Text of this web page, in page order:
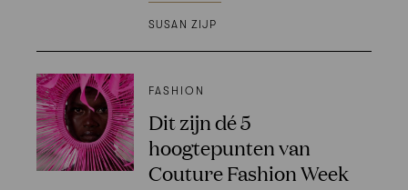
SUSAN ZIJP
FASHION
Dit zijn dé 5
hoogtepunten van
Couture Fashion Week